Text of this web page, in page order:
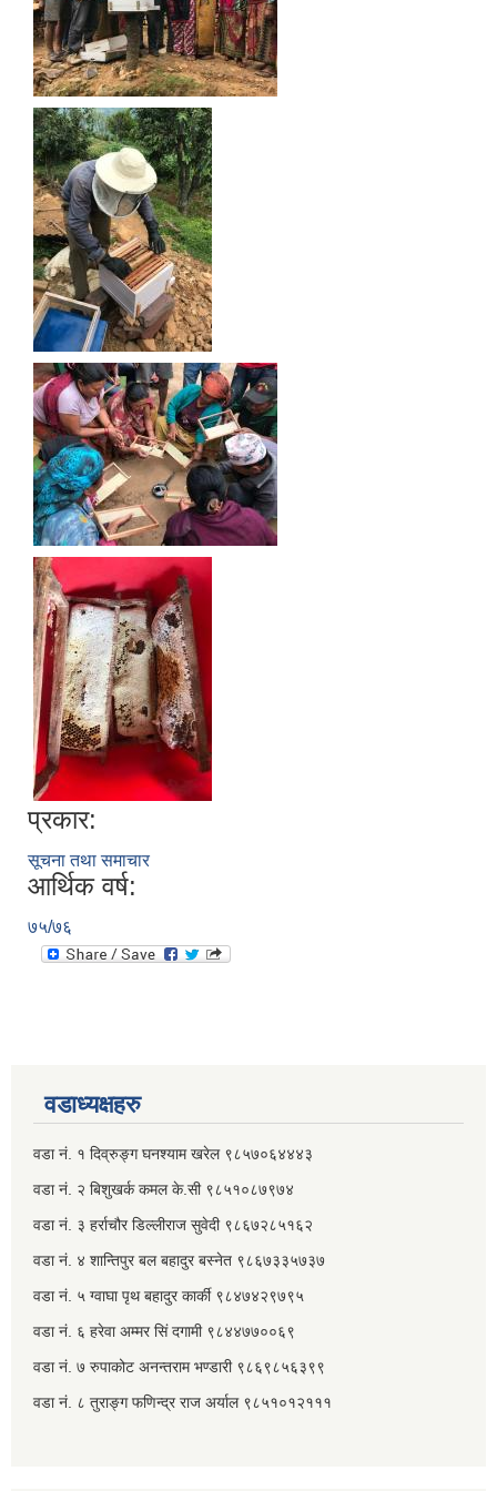
प्रकार:
सूचना तथा समाचार
आर्थिक वर्ष:
७५/७६
वडाध्यक्षहरु
वडा नं. १ दिव्रुङ्ग घनश्याम खरेल ९८५७०६४४४३
वडा नं. २ ‌‍बिशुखर्क कमल के.सी ९८५१०८७९७४
वडा नं. ३ हर्राचौर डिल्लीराज सुवेदी ९८६७२८५१६२
वडा नं. ४ शान्तिपुर बल बहादुर बस्नेत​ ९८६७३३५७३७
वडा नं. ५ ग्वाघा पृथ बहादुर कार्की ९८४७४२९७९५
वडा नं. ६ हरेवा अम्मर सिं दगामी​ ९८४४७७००६९
वडा नं. ७ ‌‍रुपाकोट अनन्तराम भण्डारी ९८६९८५६३९९
वडा नं. ८ तुराङ्ग फणिन्द्र राज अर्याल ९८५१०१२१११